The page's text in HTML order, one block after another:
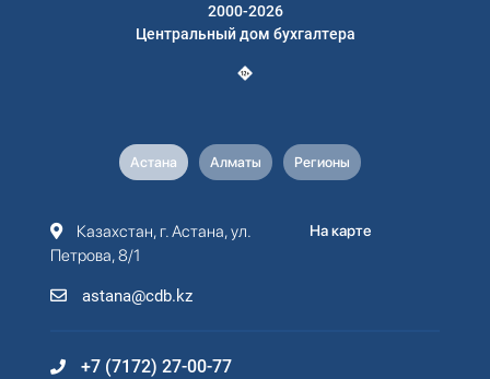
2000-2026
Центральный дом бухгалтера
Астана Алматы Регионы
Казахстан, г. Астана, ул.
Петрова, 8/1
astana@cdb.kz
На карте
+7 (7172) 27-00-77